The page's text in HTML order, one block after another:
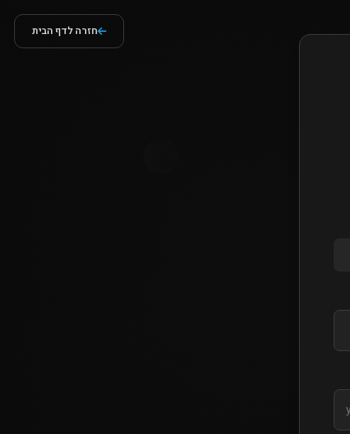
חזרה לדף הבית